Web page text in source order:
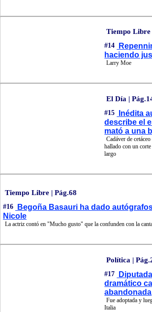
Tiempo Libre
#14
haciendo
Larry Moe
El Día |
#15
Inédita
describe el
mató a una
Cadáver de
hallado con un
largo
Tiempo Libre | Pág.68
#16
Begoña Basauri ha dado
Nicole
La actriz contó en "Mucho gusto" que la confunden con la
Política |
#17
dramático
abandonada
Fue adoptada y
Italia